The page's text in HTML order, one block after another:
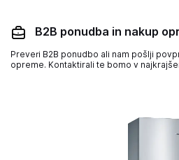
B2B ponudba in nakup
Preveri B2B ponudbo ali nam pošlji
opreme. Kontaktirali te bomo v